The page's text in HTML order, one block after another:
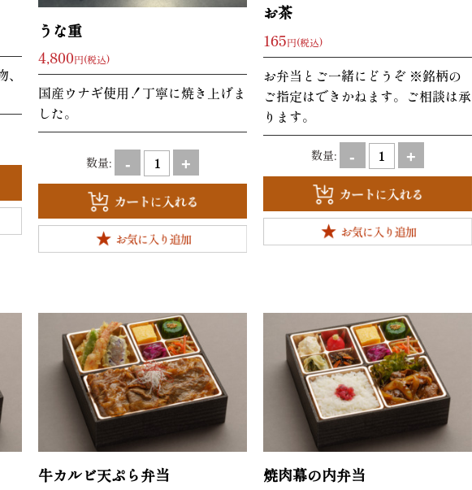
うな重
4,800円(税込)
国産ウナギ使用！丁寧に焼き上げま
した。
数量: - +
お茶
165円(税込)
お弁当とご一緒にどうぞ ※銘柄の
ご指定はできかねます。ご相談は承
ります。
数量: - +
牛カルビ天ぷら弁当
焼肉幕の内弁当